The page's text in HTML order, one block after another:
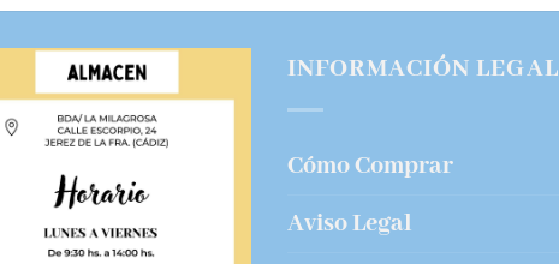
INFORMACIÓN LEGAL
Cómo Comprar
Aviso Legal